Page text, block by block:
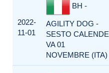
2022-
11-01
BH -
AGILITY DOG -
SESTO CALENDE
VA 01
NOVEMBRE (ITA)